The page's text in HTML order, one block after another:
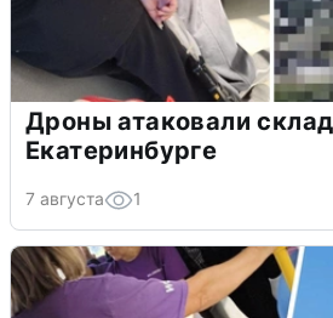
Дроны атаковали
Екатеринбурге
7 августа 1